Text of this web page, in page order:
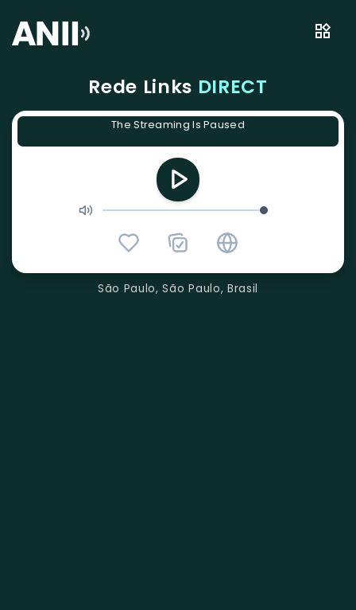
Rede Links DIRECT
The Streaming Is Paused
São Paulo, São Paulo, Brasil